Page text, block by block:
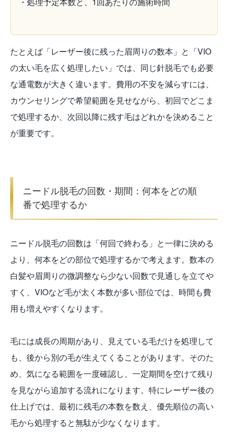
たとえば「レーザー後に残った眉周りの数本」と「VIO
の太い毛を広く処理したい」では、同じ針脱毛でも必要
な通電数が大きく違います。費用の不安を減らすには、
カウンセリングで希望範囲を見せながら、初回でどこま
で処理するか、次回以降に残す毛はどれかを決めること
が重要です。
ニードル脱毛の回数・期間：何本をどの順
番で処理するか
ニードル脱毛の回数は「何回で終わる」と一律に決める
より、何本をどの部位で処理するかで考えます。数本の
白髪や眉周りの微調整なら少ない回数で見通しを立てや
すく、VIOなど毛が太く本数が多い部位では、時間も費
用も増えやすくなります。
毛には成長の周期があり、見えている毛だけを処理して
も、後から別の毛が生えてくることがあります。そのた
め、気になる範囲を一度確認し、一定期間を空けて残り
を見ながら追加する流れになります。特にレーザー後の
仕上げでは、最初に残毛の本数を数え、優先順位の高い
毛から処理すると無駄が少なくなります。